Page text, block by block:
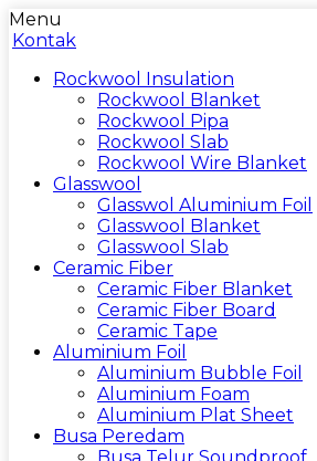
Menu
Kontak
Rockwool Insulation
Rockwool Blanket
Rockwool Pipa
Rockwool Slab
Rockwool Wire Blanket
Glasswool
Glasswol Aluminium Foil
Glasswool Blanket
Glasswool Slab
Ceramic Fiber
Ceramic Fiber Blanket
Ceramic Fiber Board
Ceramic Tape
Aluminium Foil
Aluminium Bubble Foil
Aluminium Foam
Aluminium Plat Sheet
Busa Peredam